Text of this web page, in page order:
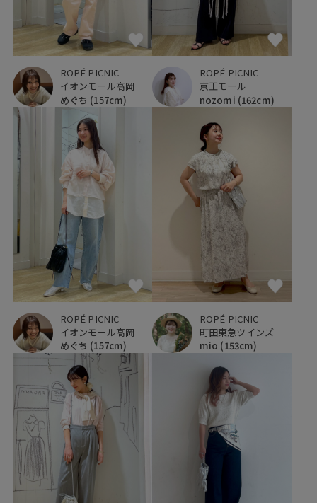
ROPÉ PICNIC
イオンモール高岡
めぐち (157cm)
ROPÉ PICNIC
京王モール
nozomi (162cm)
ROPÉ PICNIC
イオンモール高岡
めぐち (157cm)
ROPÉ PICNIC
町田東急ツインズ
mio (153cm)